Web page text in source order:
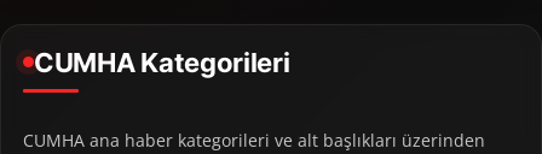
CUMHA Kategorileri
CUMHA ana haber kategorileri ve alt başlıkları üzerinden